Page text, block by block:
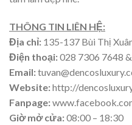
THÔNG TIN LIÊN HỆ:
Địa chỉ: 135-137 Bùi Thị
Điện thoại:028 7306 7648
Email:
Website:http://
Fanpage:
Giờ mở cửa:08:00 – 18:30